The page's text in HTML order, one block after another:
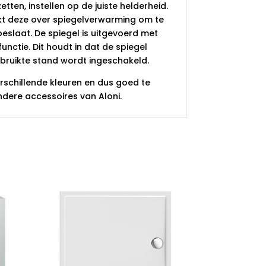
instellen op de juiste helderheid.
deze over spiegelverwarming om te
De spiegel is uitgevoerd met
Dit houdt in dat de spiegel
stand wordt ingeschakeld.
kleuren en dus goed te
accessoires van Aloni.